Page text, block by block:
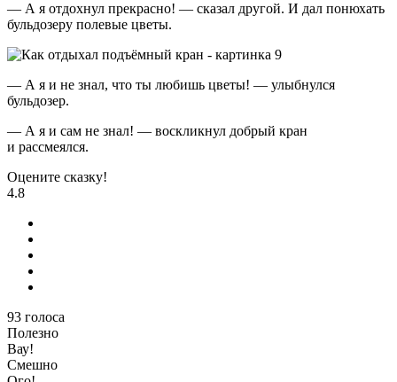
— А я отдохнул прекрасно! — сказал другой. И дал понюхать
бульдозеру полевые цветы.
— А я и не знал, что ты любишь цветы! — улыбнулся
бульдозер.
— А я и сам не знал! — воскликнул добрый кран
и рассмеялся.
Оцените сказку!
4.8
93 голоса
Полезно
Вау!
Смешно